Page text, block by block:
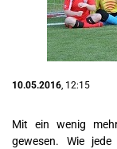
10.05.2016, 12:15
Mit ein wenig
gewesen. Wie